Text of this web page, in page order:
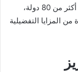
تمتلك شبكة واسعة من الاتفاقيات التجارية مع أكثر من 80 دولة،
المزايا التفضيلية